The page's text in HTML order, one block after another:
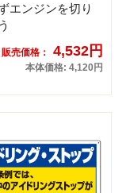
エンジンを切り
販売価格： 4,532円
本体価格: 4,120円